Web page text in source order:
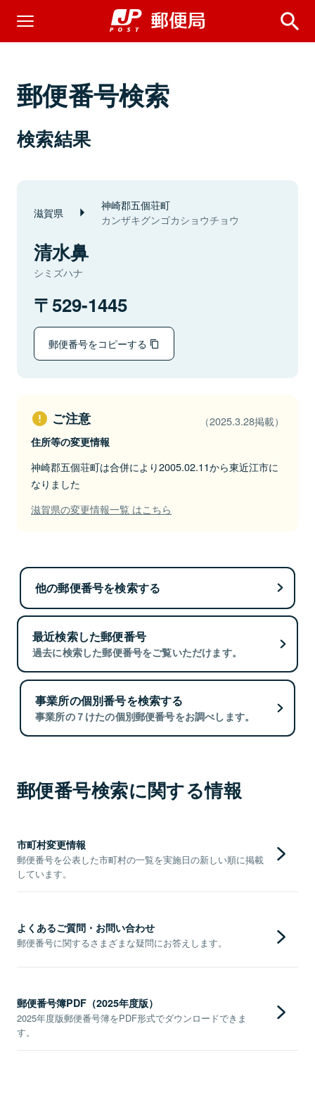
郵便番号検索
検索結果
滋賀県 神崎郡五個荘町
カンザキグンゴカショウチョウ
清水鼻
シミズハナ
529-1445
郵便番号をコピーする
ご注意 （2025.3.28掲載）
住所等の変更情報
神崎郡五個荘町は合併により2005.02.11から東近江市に
なりました
滋賀県の変更情報一覧 はこちら
他の郵便番号を検索する
最近検索した郵便番号
過去に検索した郵便番号をご覧いただけます。
事業所の個別番号を検索する
事業所の７けたの個別郵便番号をお調べします。
郵便番号検索に関する情報
市町村変更情報
郵便番号を公表した市町村の一覧を実施日の新しい順に掲載
しています。
よくあるご質問・お問い合わせ
郵便番号に関するさまざまな疑問にお答えします。
郵便番号簿PDF（2025年度版）
2025年度版郵便番号簿をPDF形式でダウンロードできま
す。